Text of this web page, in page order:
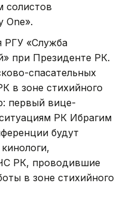
солистов
One».
РГУ «Служба
при Президенте РК.
спасательных
в зоне стихийного
первый вице-
РК Ибрагим
будут
РК, проводившие
в зоне стихийного